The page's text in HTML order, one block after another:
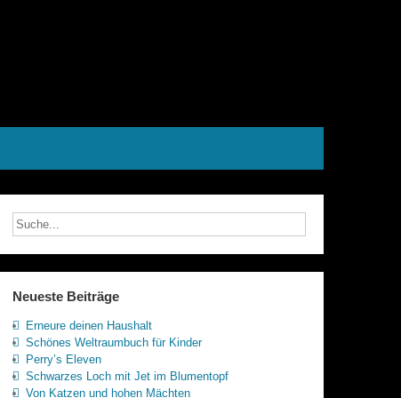
Neueste Beiträge
Erneure deinen Haushalt
Schönes Weltraumbuch für Kinder
Perry’s Eleven
Schwarzes Loch mit Jet im Blumentopf
Von Katzen und hohen Mächten